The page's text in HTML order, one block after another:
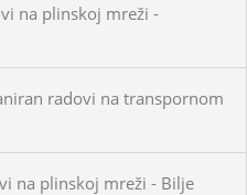
na plinskoj mreži -
radovi na transpornom
na plinskoj mreži - Bilje